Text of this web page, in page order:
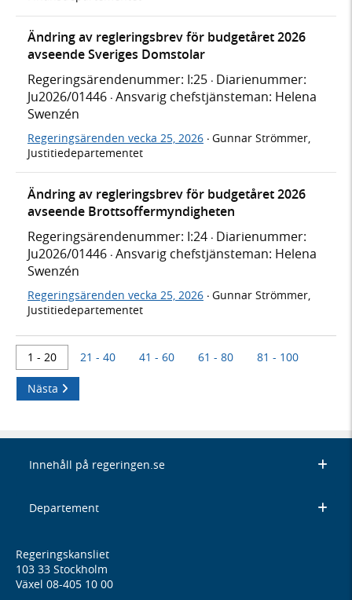
Ändring av regleringsbrev för budgetåret 2026
avseende Sveriges Domstolar
Regeringsärendenummer: I:25 · Diarienummer:
Ju2026/01446 · Ansvarig chefstjänsteman: Helena
Swenzén
Regeringsärenden vecka 25, 2026 · Gunnar Strömmer,
Justitiedepartementet
Ändring av regleringsbrev för budgetåret 2026
avseende Brottsoffermyndigheten
Regeringsärendenummer: I:24 · Diarienummer:
Ju2026/01446 · Ansvarig chefstjänsteman: Helena
Swenzén
Regeringsärenden vecka 25, 2026 · Gunnar Strömmer,
Justitiedepartementet
1 - 20 21 - 40 41 - 60 61 - 80 81 - 100
Nästa
Innehåll på regeringen.se
Departement
Regeringskansliet
103 33 Stockholm
Växel 08-405 10 00